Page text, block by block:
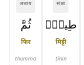
संज्ञा
طِينٍۢ
मिट्टी
ṭīnin
अव्यय
ثُمَّ
फिर
thumma